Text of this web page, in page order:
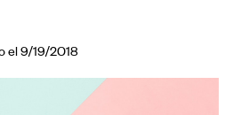
el 9/19/2018